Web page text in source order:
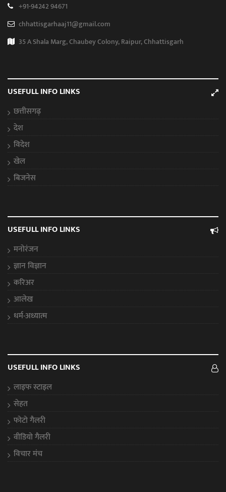
+91-94242 94671
chhattisgarhaaj11@gmail.com
35 A Shala Marg, Chaubey Colony, Raipur, Chhattisgarh
USEFULL INFO LINKS
छत्तीसगढ़
देश
विदेश
खेल
बिजनेस
USEFULL INFO LINKS
मनोरंजन
ज्ञान विज्ञान
करिअर
आलेख
धर्म-अध्यात्म
USEFULL INFO LINKS
लाइफ स्टाइल
सेहत
फोटो गैलरी
वीडियो गैलरी
विचार मंच